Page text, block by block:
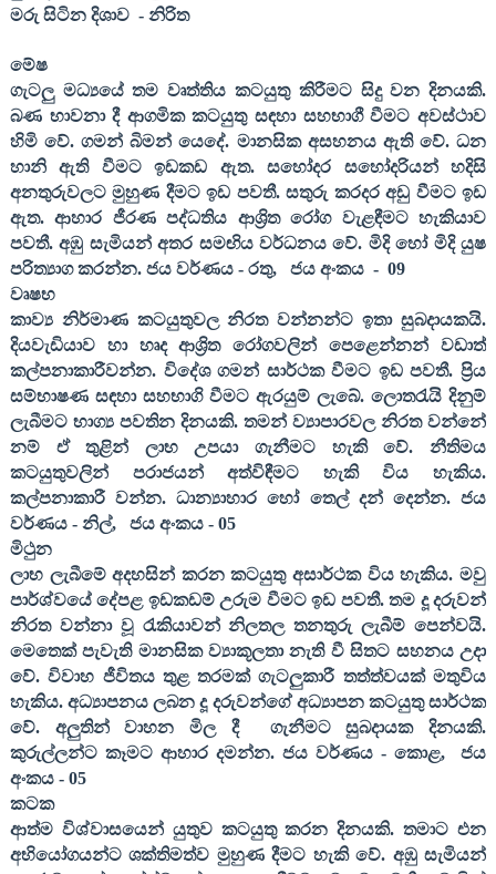
මරු සිටින දිශාව - නිරිත
මේෂ
ගැටලු මධ්‍යයේ තම වෘත්තිය කටයුතු කිරීමට සිදු වන දිනයකි.
බණ භාවනා දී ආගමික කටයුතු සඳහා සහභාගී වීමට අවස්ථාව
හිමි වේ. ගමන් බිමන් යෙදේ. මානසික අසහනය ඇති වේ. ධන
හානි ඇති වීමට ඉඩකඩ ඇත. සහෝදර සහෝදරියන් හදිසි
අනතුරුවලට මුහුණ දීමට ඉඩ පවතී. සතුරු කරදර අඩු වීමට ඉඩ
ඇත. ආහාර ජීරණ පද්ධතිය ආශ්‍රිත රෝග වැළඳීමට හැකියාව
පවතී. අඹු සැමියන් අතර සමඟිය වර්ධනය වේ. මිදි හෝ මිදි යුෂ
පරිත්‍යාග කරන්න. ජය වර්ණය - රතු, ජය අංකය - 09
වෘෂභ
කාව්‍ය නිර්මාණ කටයුතුවල නිරත වන්නන්ට ඉතා සුබදායකයි.
දියවැඩියාව හා හෘද ආශ්‍රිත රෝගවලින් පෙළෙන්නන් වඩාත්
කල්පනාකාරීවන්න. විදේශ ගමන් සාර්ථක වීමට ඉඩ පවතී. ප්‍රිය
සම්භාෂණ සඳහා සහභාගි වීමට ඇරයුම් ලැබේ. ලොතරැයි දිනුම්
ලැබීමට භාග්‍ය පවතින දිනයකි. තමන් ව්‍යාපාරවල නිරත වන්නේ
නම් ඒ තුළින් ලාභ උපයා ගැනීමට හැකි වේ. නීතිමය
කටයුතුවලින් පරාජයන් අත්විඳීමට හැකි විය හැකිය.
කල්පනාකාරී වන්න.ධාන්‍යාහාර හෝ තෙල් දන් දෙන්න. ජය
වර්ණය - නිල්, ජය අංකය - 05
මිථුන
ලාභ ලැබීමේ අදහසින් කරන කටයුතු අසාර්ථක විය හැකිය. මවු
පාර්ශ්වයේ දේපළ ඉඩකඩම් උරුම වීමට ඉඩ පවතී. තම දූ දරුවන්
නිරත වන්නා වූ රැකියාවන් නිලතල තනතුරු ලැබීම් පෙන්වයි.
මෙතෙක් පැවැති මානසික ව්‍යාකූලතා නැති වී සිතට සහනය උදා
වේ. විවාහ ජීවිතය තුළ තරමක් ගැටලුකාරී තත්ත්වයක් මතුවිය
හැකිය. අධ්‍යාපනය ලබන දූ දරුවන්ගේ අධ්‍යාපන කටයුතු සාර්ථක
වේ. අලුතින් වාහන මිල දී
ගැනීමට සුබදායක දිනයකි.
කුරුල්ලන්ට කෑමට ආහාර දමන්න. ජය වර්ණය - කොළ,
ජය
අංකය - 05
කටක
ආත්ම විශ්වාසයෙන් යුතුව කටයුතු කරන දිනයකි. තමාට එන
අභියෝගයන්ට ශක්තිමත්ව මුහුණ දීමට හැකි වේ. අඹු සැමියන්